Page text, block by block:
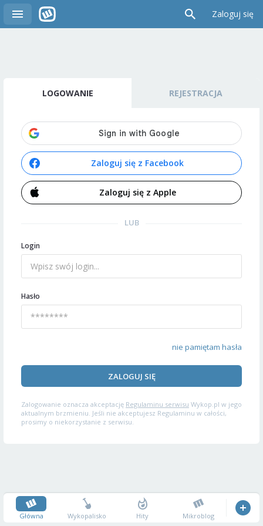
Zaloguj się
LOGOWANIE REJESTRACJA
Zaloguj się z Facebook
Zaloguj się z Apple
LUB
Login
Hasło
nie pamiętam hasła
ZALOGUJ SIĘ
Zalogowanie oznacza akceptację Regulaminu serwisu Wykop.pl w jego
aktualnym brzmieniu. Jeśli nie akceptujesz Regulaminu w całości,
prosimy o niekorzystanie z serwisu.
Główna Wykopalisko Hity Mikroblog